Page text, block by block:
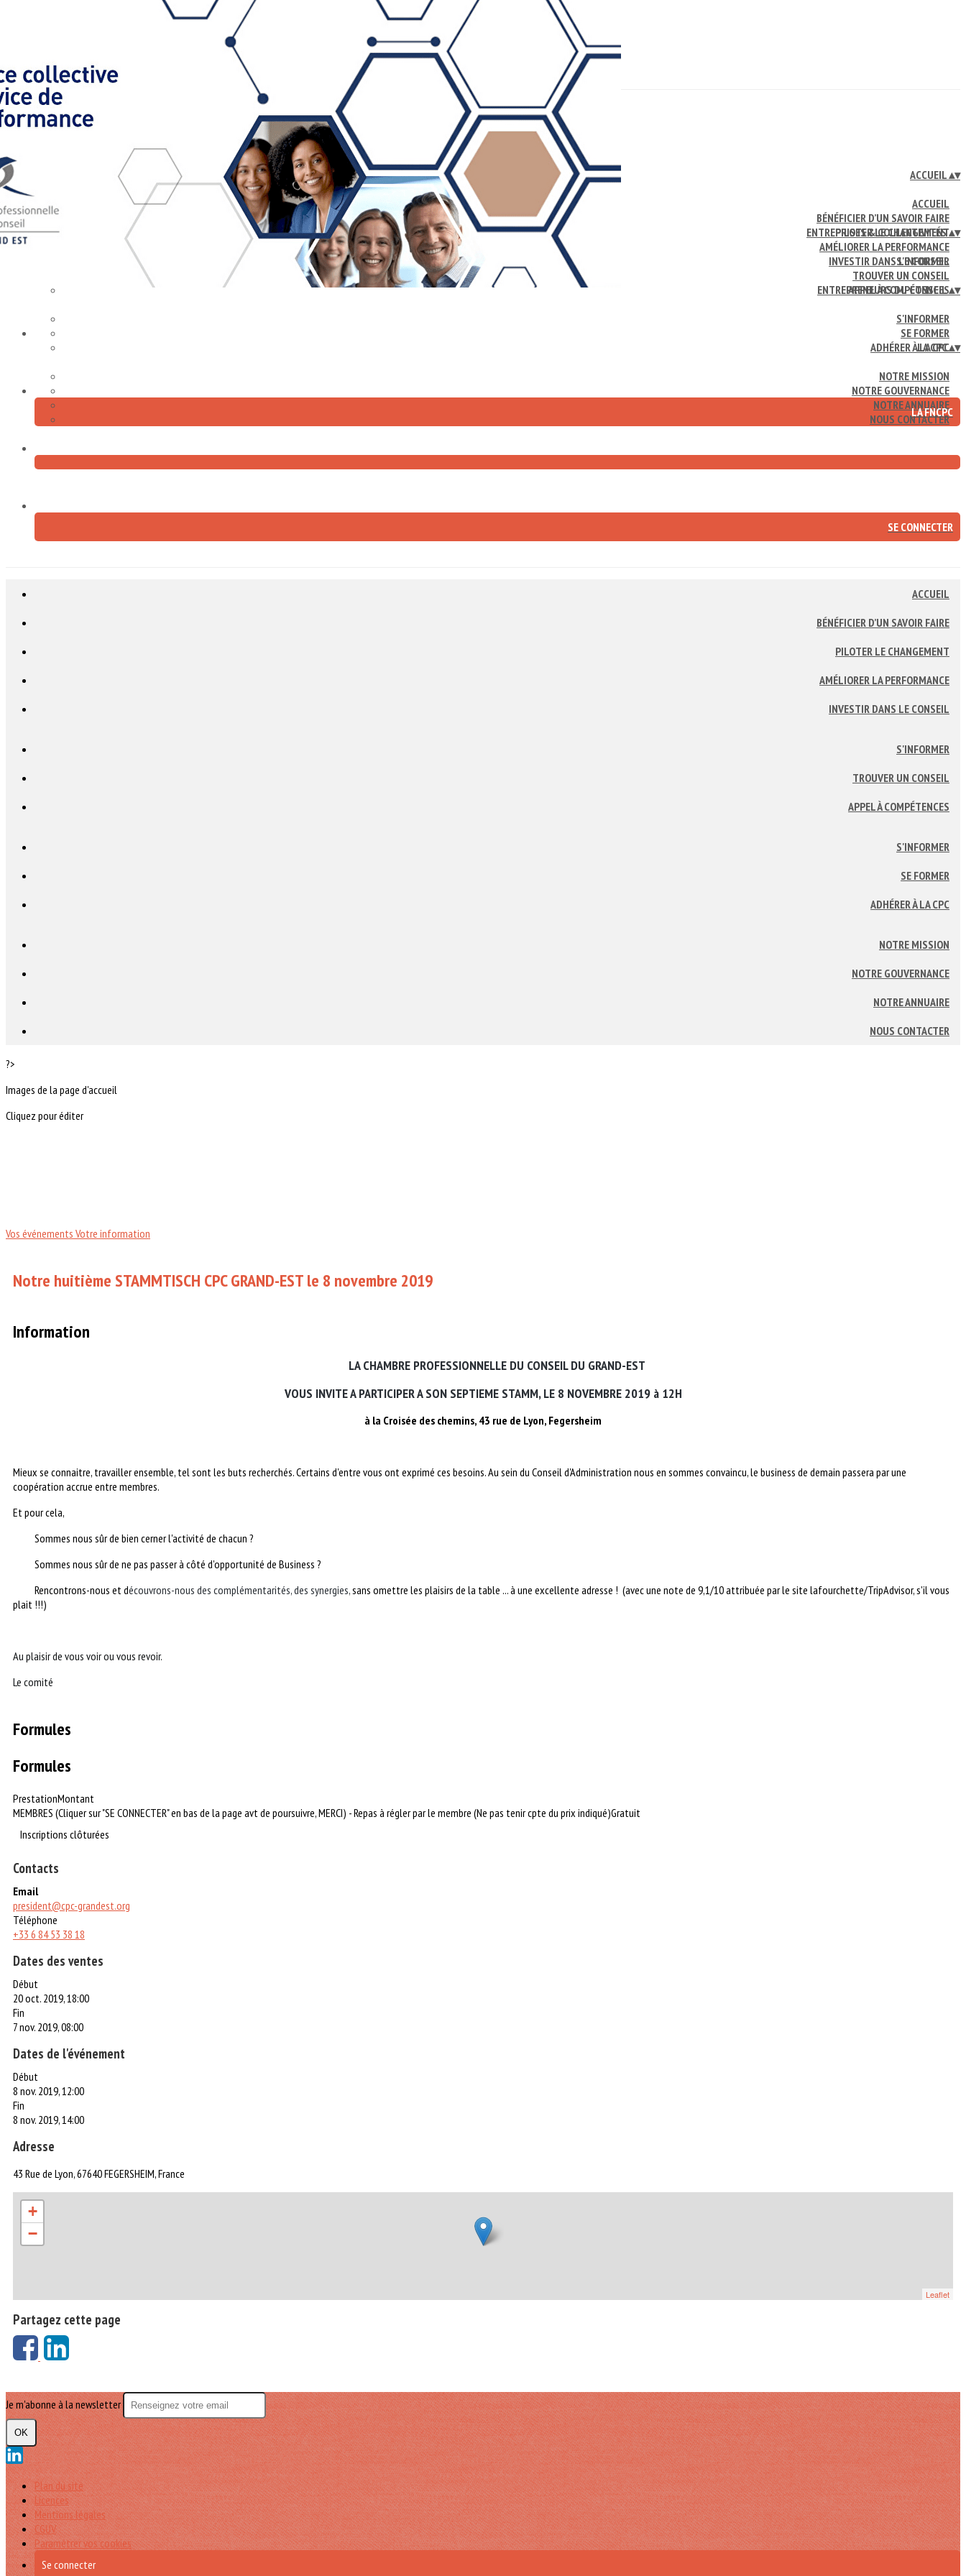
Menu
Ajoutez un logo, un bouton, des réseaux sociaux
ACCUEIL▴▾
ACCUEIL
BÉNÉFICIER D’UN SAVOIR FAIRE
PILOTER LE CHANGEMENT
AMÉLIORER LA PERFORMANCE
INVESTIR DANS LE CONSEIL
ENTREPRISES & COLLECTIVITÉS▴▾
S'INFORMER
TROUVER UN CONSEIL
APPEL À COMPÉTENCES
ENTREPRENEURS DU CONSEIL▴▾
S'INFORMER
SE FORMER
ADHÉRER À LA CPC
LA CPC▴▾
NOTRE MISSION
NOTRE GOUVERNANCE
NOTRE ANNUAIRE
NOUS CONTACTER
LA FNCPC
SE CONNECTER
ACCUEIL
BÉNÉFICIER D’UN SAVOIR FAIRE
PILOTER LE CHANGEMENT
AMÉLIORER LA PERFORMANCE
INVESTIR DANS LE CONSEIL
S'INFORMER
TROUVER UN CONSEIL
APPEL À COMPÉTENCES
S'INFORMER
SE FORMER
ADHÉRER À LA CPC
NOTRE MISSION
NOTRE GOUVERNANCE
NOTRE ANNUAIRE
NOUS CONTACTER
?>
Images de la page d'accueil
Cliquez pour éditer
Vos événements Votre information
Notre huitième STAMMTISCH CPC GRAND-EST le 8 novembre 2019
Information
LA CHAMBRE PROFESSIONNELLE DU CONSEIL DU GRAND-EST
VOUS INVITE A PARTICIPER A SON SEPTIEME STAMM, LE 8 NOVEMBRE 2019 à 12H
à la Croisée des chemins, 43 rue de Lyon, Fegersheim
Mieux se connaitre, travailler ensemble, tel sont les buts recherchés. Certains d'entre vous ont exprimé ces besoins. Au sein du Conseil d'Administration nous en sommes convaincu, le business de demain passera par une
coopération accrue entre membres.
Et pour cela,
Sommes nous sûr de bien cerner l'activité de chacun ?
Sommes nous sûr de ne pas passer à côté d'opportunité de Business ?
Rencontrons-nous et découvrons-nous des complémentarités, des synergies,sans omettre les plaisirs de la table ... à une excellente adresse ! (avec une note de 9,1/10 attribuée par le site lafourchette/TripAdvisor, s'il vous
plait !!!)
Au plaisir de vous voir ou vous revoir.
Le comité
Formules
Formules
PrestationMontant
MEMBRES (Cliquer sur "SE CONNECTER" en bas de la page avt de poursuivre, MERCI) - Repas à régler par le membre (Ne pas tenir cpte du prix indiqué)Gratuit
Inscriptions clôturées
Contacts
Email
president@cpc-grandest.org
Téléphone
+33 6 84 53 38 18
Dates des ventes
Début
20 oct. 2019, 18:00
Fin
7 nov. 2019, 08:00
Dates de l'événement
Début
8 nov. 2019, 12:00
Fin
8 nov. 2019, 14:00
Adresse
43 Rue de Lyon, 67640 FEGERSHEIM, France
+
−
Leaflet
Partagez cette page
Je m'abonne à la newsletter
OK
Plan du site
Licences
Mentions légales
CGUV
Paramétrer vos cookies
Se connecter